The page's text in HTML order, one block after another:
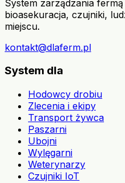
System zarządzania
bioasekuracja, czujniki,
miejscu.
kontakt@dlaferm.pl
System dla
Hodowcy drobiu
Zlecenia i ekipy
Transport żywca
Paszarni
Ubojni
Wylęgarni
Weterynarzy
Czujniki IoT